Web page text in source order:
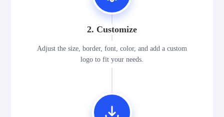
2. Customize
Adjust the size, border, font, color, and add a custom
logo to fit your needs.